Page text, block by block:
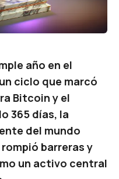
año en el
ciclo que marcó
Bitcoin y el
365 días, la
del mundo
barreras y
un activo central